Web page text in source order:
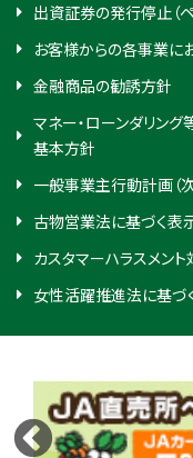
出資証券の発行停止（
お客様からの各事業に
金融商品の勧誘方針
マネー・ローンダリン
基本方針
一般事業主行動計画（
古物営業法に基づく表
カスタマーハラスメン
女性活躍推進法に基づ